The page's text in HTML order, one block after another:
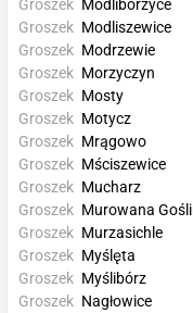
Groszek Modliborzyce
Groszek Modliszewice
Groszek Modrzewie
Groszek Morzyczyn
Groszek Mosty
Groszek Motycz
Groszek Mrągowo
Groszek Mściszewice
Groszek Mucharz
Groszek Murowana
Groszek Murzasichle
Groszek Myślęta
Groszek Myślibórz
Groszek Nagłowice